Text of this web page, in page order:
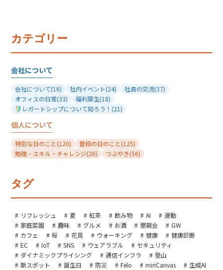
カテゴリー
会社について
会社について(16) 社内イベント(24) 社員の交流(37)
オフィスの日常(33) 福利厚生(18)
レガートシップについて知ろう！ (21)
個人について
特別な日のこと(120) 普段の日のこと(125)
勉強・スキル・チャレンジ(26) つぶやき(56)
タグ
リフレッシュ 夏 紅茶 飲み物 AI
運動
家庭菜園
趣味 グルメ お酒 懇親会
GW
カフェ
桜 花見 ウォーキング 健康
健康診断
EC
IoT SNS ウェアラブル
セキュリティ
ダイナミックプライシング
通信インフラ
登山
新スポット
誕生日 防災 Felo miriCanvas
生成AI